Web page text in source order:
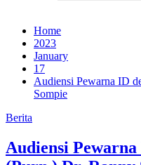
Home
2023
January
17
Audiensi Pewarna ID
Sompie
Berita
Audiensi